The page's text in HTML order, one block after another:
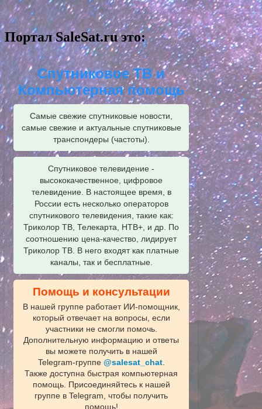
Портал SaleSat.ru это:
Спутниковое ТВ и
Компьютерная помощь
Самые свежие спутниковые новости,
самые свежие и актуальные спутниковые
транспондеры (частоты).
Спутниковое телевидение -
высококачественное, цифровое
телевидение. В настоящее время, в
России есть несколько операторов
спутникового телевидения, такие как:
Триколор ТВ, Телекарта, НТВ+, и др. По
соотношению цена-качество, лидирует
Триколор ТВ. В него входят как платные
каналы, так и бесплатные.
Помощь и консультации
В нашей группе работает ИИ‑помощник,
который отвечает на вопросы, если
участники не смогли помочь.
Дополнительную информацию и ответы
вы можете получить в нашей
Telegram‑группе @salesat_chat.
Также доступна быстрая компьютерная
помощь. Присоединяйтесь к нашей
группе в Telegram, чтобы получить
помощь!